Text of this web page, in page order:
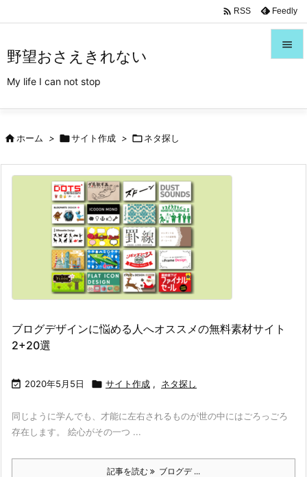
野望おさえきれない
My life I can not stop


 RSS Feedly
ホーム > サイト作成 > ネタ探し
ブログデザインに悩める人へオススメの無料素材サイト
2+20選
 2020年5月5日  サイト作成 , ネタ探し
同じように学んでも、才能に左右されるものが世の中にはごろっごろ
存在します。 絵心がその一つ ...
記事を読む ブログデ ...